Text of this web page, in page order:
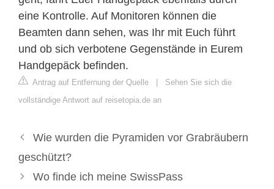
eine Kontrolle. Auf Monitoren können die
Beamten dann sehen, was Ihr mit Euch führt
und ob sich verbotene Gegenstände in Eurem
Handgepäck befinden.
Antrag auf Entfernung der Quelle | Sehen Sie sich die
vollständige Antwort auf reisetopia.de an
Wie wurden die Pyramiden vor Grabräubern
geschützt?
Wo finde ich meine SwissPass